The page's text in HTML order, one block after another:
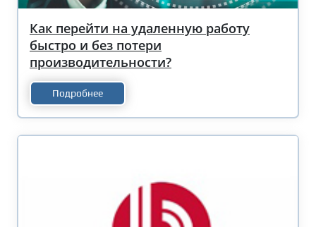
Как перейти на удаленную работу
быстро и без потери
производительности?
Подробнее